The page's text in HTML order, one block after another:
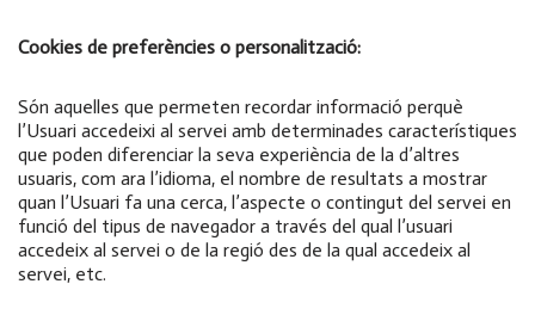
Cookies de preferències o personalització:
Són aquelles que permeten recordar informació perquè
l’Usuari accedeixi al servei amb determinades característiques
que poden diferenciar la seva experiència de la d’altres
usuaris, com ara l’idioma, el nombre de resultats a mostrar
quan l’Usuari fa una cerca, l’aspecte o contingut del servei en
funció del tipus de navegador a través del qual l’usuari
accedeix al servei o de la regió des de la qual accedeix al
servei, etc.